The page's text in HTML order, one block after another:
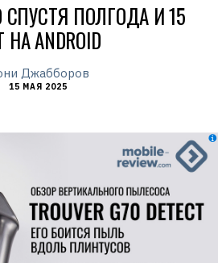
СПУСТЯ ПОЛГОДА И 15
ANDROID
Джабборов
15 МАЯ 2025